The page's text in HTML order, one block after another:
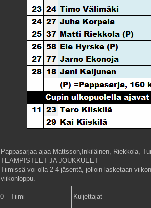
Pappasarjaa ajaa Mattsson,Inkiläinen, Riekkola,
TEAMPISTEET JA JOUKKUEET
Tiimissä voi olla 2-4 jäsentä, jolloin lasketaan
viikonloppu.
0 Tiimi Kuljettajat